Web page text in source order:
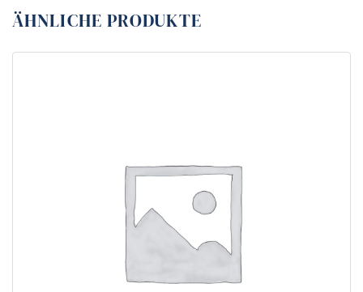
ÄHNLICHE PRODUKTE